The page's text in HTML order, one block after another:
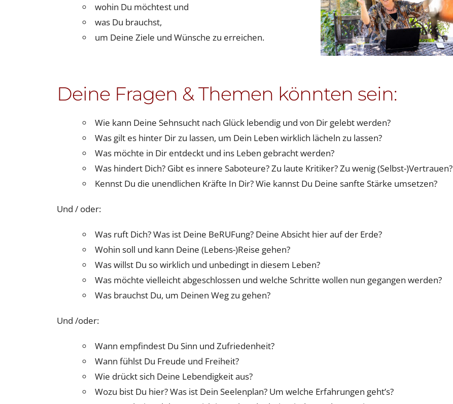
wohin Du möchtest und
was Du brauchst,
um Deine Ziele und Wünsche zu erreichen.
Deine Fragen & Themen könnten sein:
Wie kann Deine Sehnsucht nach Glück lebendig und von Dir gelebt werden?
Was gilt es hinter Dir zu lassen, um Dein Leben wirklich lächeln zu lassen?
Was möchte in Dir entdeckt und ins Leben gebracht werden?
Was hindert Dich? Gibt es innere Saboteure? Zu laute Kritiker? Zu wenig (Selbst-)Vertrauen?
Kennst Du die unendlichen Kräfte In Dir? Wie kannst Du Deine sanfte Stärke umsetzen?
Und / oder:
Was ruft Dich? Was ist Deine BeRUFung? Deine Absicht hier auf der Erde?
Wohin soll und kann Deine (Lebens-)Reise gehen?
Was willst Du so wirklich und unbedingt in diesem Leben?
Was möchte vielleicht abgeschlossen und welche Schritte wollen nun gegangen werden?
Was brauchst Du, um Deinen Weg zu gehen?
Und /oder:
Wann empfindest Du Sinn und Zufriedenheit?
Wann fühlst Du Freude und Freiheit?
Wie drückt sich Deine Lebendigkeit aus?
Wozu bist Du hier? Was ist Dein Seelenplan? Um welche Erfahrungen geht’s?